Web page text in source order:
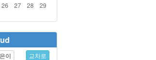
26 27 28
29
이
교차로